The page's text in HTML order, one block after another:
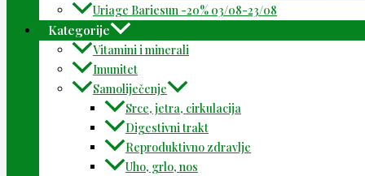
Uriage Bariesun -20% 03/08-23/08
Kategorije
Vitamini i minerali
Imunitet
Samoliječenje
Srce, jetra, cirkulacija
Digestivni trakt
Reproduktivno zdravlje
Uho, grlo, nos